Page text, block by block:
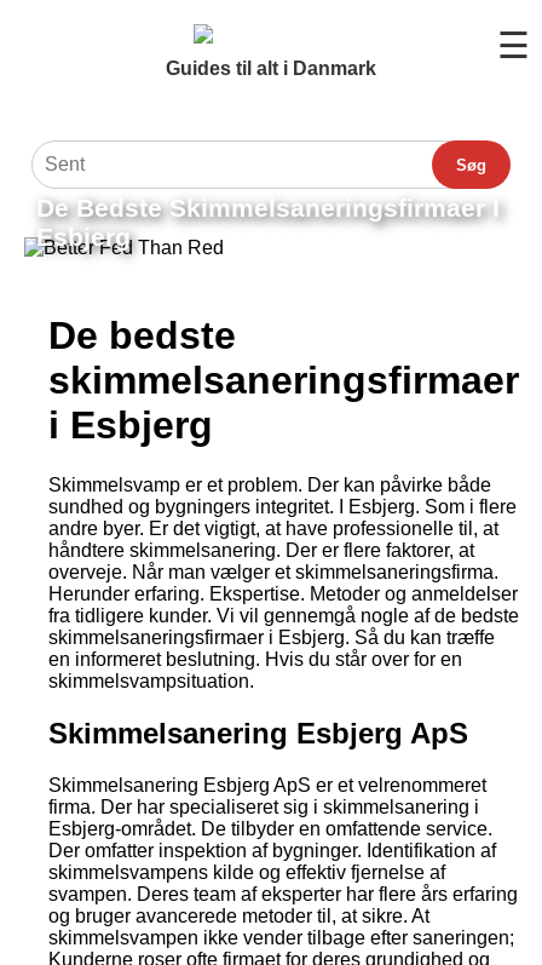
Guides til alt i Danmark
☰
Søg
De Bedste Skimmelsaneringsfirmaer I
Esbjerg
De bedste
skimmelsaneringsfirmaer
i Esbjerg
Skimmelsvamp er et problem. Der kan påvirke både
sundhed og bygningers integritet. I Esbjerg. Som i flere
andre byer. Er det vigtigt, at have professionelle til, at
håndtere skimmelsanering. Der er flere faktorer, at
overveje. Når man vælger et skimmelsaneringsfirma.
Herunder erfaring. Ekspertise. Metoder og anmeldelser
fra tidligere kunder. Vi vil gennemgå nogle af de bedste
skimmelsaneringsfirmaer i Esbjerg. Så du kan træffe
en informeret beslutning. Hvis du står over for en
skimmelsvampsituation.
Skimmelsanering Esbjerg ApS
Skimmelsanering Esbjerg ApS er et velrenommeret
firma. Der har specialiseret sig i skimmelsanering i
Esbjerg-området. De tilbyder en omfattende service.
Der omfatter inspektion af bygninger. Identifikation af
skimmelsvampens kilde og effektiv fjernelse af
svampen. Deres team af eksperter har flere års erfaring
og bruger avancerede metoder til, at sikre. At
skimmelsvampen ikke vender tilbage efter saneringen;
Kunderne roser ofte firmaet for deres grundighed og